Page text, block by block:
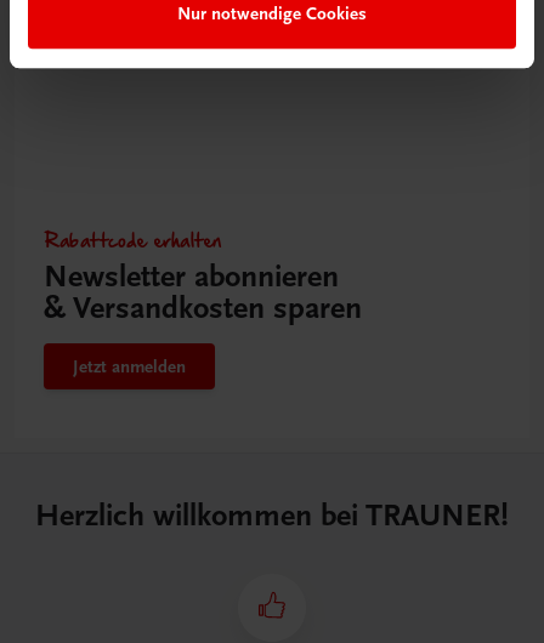
Nur notwendige Cookies
Rabattcode erhalten
Newsletter abonnieren
& Versandkosten sparen
Jetzt anmelden
Herzlich willkommen bei TRAUNER!